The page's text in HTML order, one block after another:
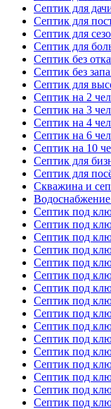
Септик для
Септик для
Септик для
Септик для
Септик без
Септик без
Септик для
Септик на 2
Септик на 3
Септик на 4
Септик на 6
Септик на 10
Септик для
Септик для
Скважина и
Септик под
Септик под
Септик под
Септик под
Септик под
Септик под
Септик под
Септик под
Септик под
Септик под
Септик под
Септик под
Септик под
Септик под
Септик под
Септик под